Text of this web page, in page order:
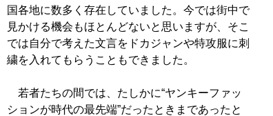
国各地に数多く存在していました。今では街中で
見かける機会もほとんどないと思いますが、そこ
では自分で考えた文言をドカジャンや特攻服に刺
繍を入れてもらうこともできました。
若者たちの間では、たしかに“ヤンキーファッ
ションが時代の最先端”だったときまであったと